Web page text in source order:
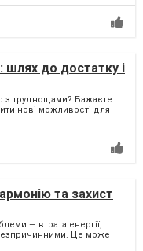
шлях до достатку і
з труднощами? Бажаєте
нові можливості для
та захист
— втрата енергії,
Це може